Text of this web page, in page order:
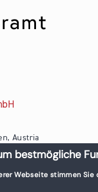
Austria
bestmögliche
Webseite stimmen Sie